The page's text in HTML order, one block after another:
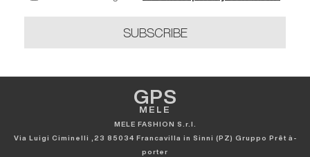
SUBSCRIBE
GPS
MELE
MELE FASHION S.r.l.
Via Luigi Ciminelli ,23 85034 Francavilla in Sinni (PZ) Gruppo Prêt à-
porter